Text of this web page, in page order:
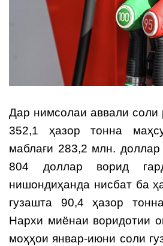
Дар нимсолаи аввали соли
352,1 ҳазор тонна
маблағи 283,2 млн.
804 доллар ворид
нишондиҳанда нисбат ба
гузашта 90,4 ҳазор
Нархи миёнаи воридотии
моҳҳои январ-июни соли